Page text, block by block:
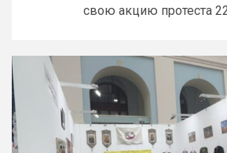
свою акцию протеста